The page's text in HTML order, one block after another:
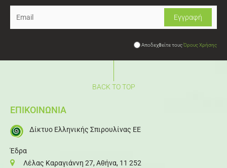
Αποδεχθείτε τουςΌρους Χρήσης
BACK TO TOP
ΕΠΙΚΟΙΝΩΝΙΑ
Δίκτυο Ελληνικής Σπιρουλίνας ΕΕ
Έδρα
Λέλας Καραγιάννη 27, Αθήνα, 11 252